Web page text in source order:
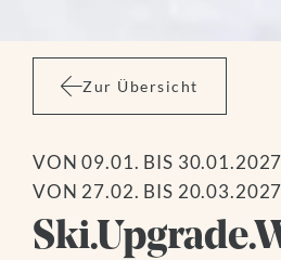
Zur Übersicht
VON 09.01. BIS 30.01.2027
VON 27.02. BIS 20.03.2027